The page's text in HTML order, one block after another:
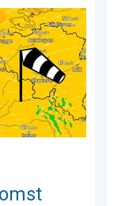
28 juli 2026
onder 25 graden.